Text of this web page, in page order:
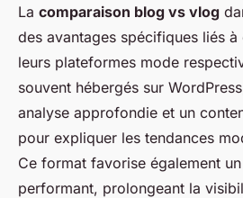
La comparaison blog vs vlog
des avantages spécifiques liés
leurs plateformes mode
souvent hébergés sur
analyse approfondie et un
pour expliquer les tendances
Ce format favorise également
performant, prolongeant la